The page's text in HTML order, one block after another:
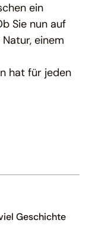
ein
Sie nun auf
einem
hat für jeden
Geschichte